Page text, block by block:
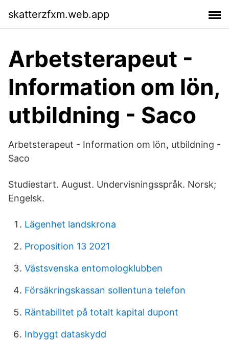
skatterzfxm.web.app
Arbetsterapeut -
Information om lön,
utbildning - Saco
Arbetsterapeut - Information om lön, utbildning -
Saco
Studiestart. August. Undervisningsspråk. Norsk;
Engelsk.
Lägenhet landskrona
Proposition 13 2021
Västsvenska entomologklubben
Försäkringskassan sollentuna telefon
Räntabilitet på totalt kapital dupont
Inbyggt dataskydd